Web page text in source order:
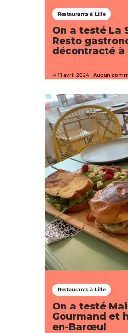
Restaurants à Lille
On a testé La
Resto
décontracté à
11 avril 2024 Aucun
Restaurants à Lille
On a testé
Gourmand et
en-Barœul